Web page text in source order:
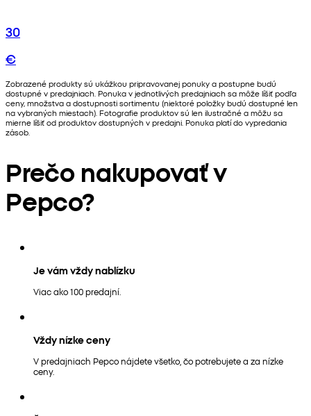
30
€
Zobrazené produkty sú ukážkou pripravovanej ponuky a postupne budú
dostupné v predajniach. Ponuka v jednotlivých predajniach sa môže líšiť podľa
ceny, množstva a dostupnosti sortimentu (niektoré položky budú dostupné len
na vybraných miestach). Fotografie produktov sú len ilustračné a môžu sa
mierne líšiť od produktov dostupných v predajni. Ponuka platí do vypredania
zásob.
Prečo nakupovať v
Pepco?
Je vám vždy nablízku
Viac ako 100 predajní.
Vždy nízke ceny
V predajniach Pepco nájdete všetko, čo potrebujete a za nízke
ceny.